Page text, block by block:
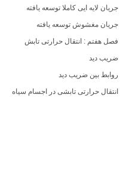
جریان لایه ایی کاملا توسعه یافته
جریان مغشوش توسعه یافته
فصل هفتم : انتقال حرارتی تابش
ضریب دید
روابط بین ضریب دید
انتقال حرارتی تابشی در اجسام سیاه